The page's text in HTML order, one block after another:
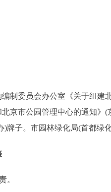
网上接诉即办
委员会办公室《关于组建北
京市公园管理中心的通知》
)牌子。市园林绿化局(首都绿
。